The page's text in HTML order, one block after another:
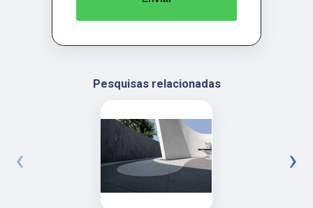
Pesquisas relacionadas
‹ ›